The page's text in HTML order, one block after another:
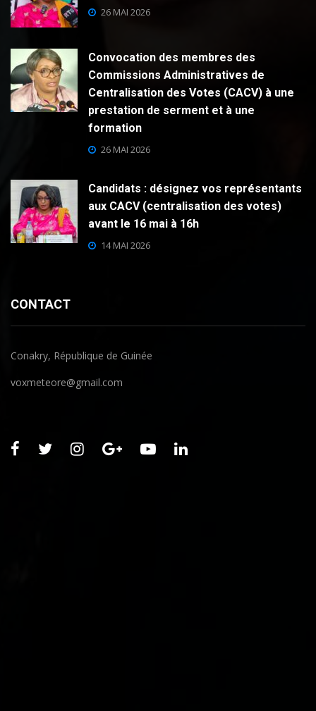
26 MAI 2026
Convocation des membres des
Commissions Administratives de
Centralisation des Votes (CACV) à une
prestation de serment et à une
formation
26 MAI 2026
Candidats : désignez vos représentants
aux CACV (centralisation des votes)
avant le 16 mai à 16h
14 MAI 2026
CONTACT
Conakry, République de Guinée
voxmeteore@gmail.com